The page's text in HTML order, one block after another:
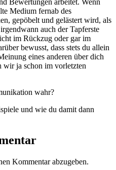
Bewertungen arbeitet. Wenn
Medium fernab des
gepöbelt und gelästert wird, als
auch der Tapferste
im Rückzug oder gar im
bewusst, dass stets du allein
eines anderen über dich
wir ja schon im vorletzten
wahr?
und wie du damit dann
Kommentar abzugeben.